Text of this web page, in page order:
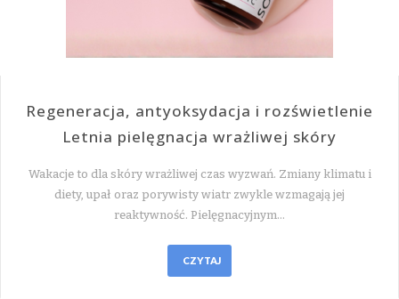
Regeneracja, antyoksydacja i rozświetlenie
Letnia pielęgnacja wrażliwej skóry
Wakacje to dla skóry wrażliwej czas wyzwań. Zmiany klimatu i
diety, upał oraz porywisty wiatr zwykle wzmagają jej
reaktywność. Pielęgnacyjnym…
CZYTAJ